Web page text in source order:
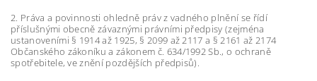
2. Práva a povinnosti ohledně práv z vadného plnění se řídí
příslušnými obecně závaznými právními předpisy (zejména
ustanoveními § 1914 až 1925, § 2099 až 2117 a § 2161 až 2174
Občanského zákoníku a zákonem č. 634/1992 Sb., o ochraně
spotřebitele, ve znění pozdějších předpisů).